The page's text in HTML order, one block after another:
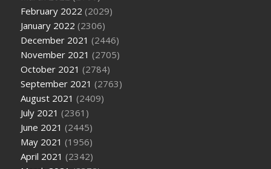
February 2022 (2029)
January 2022 (2306)
December 2021 (2446)
November 2021 (2705)
October 2021 (2784)
September 2021 (2763)
August 2021 (2409)
July 2021 (2361)
June 2021 (2445)
May 2021 (1956)
April 2021 (2342)